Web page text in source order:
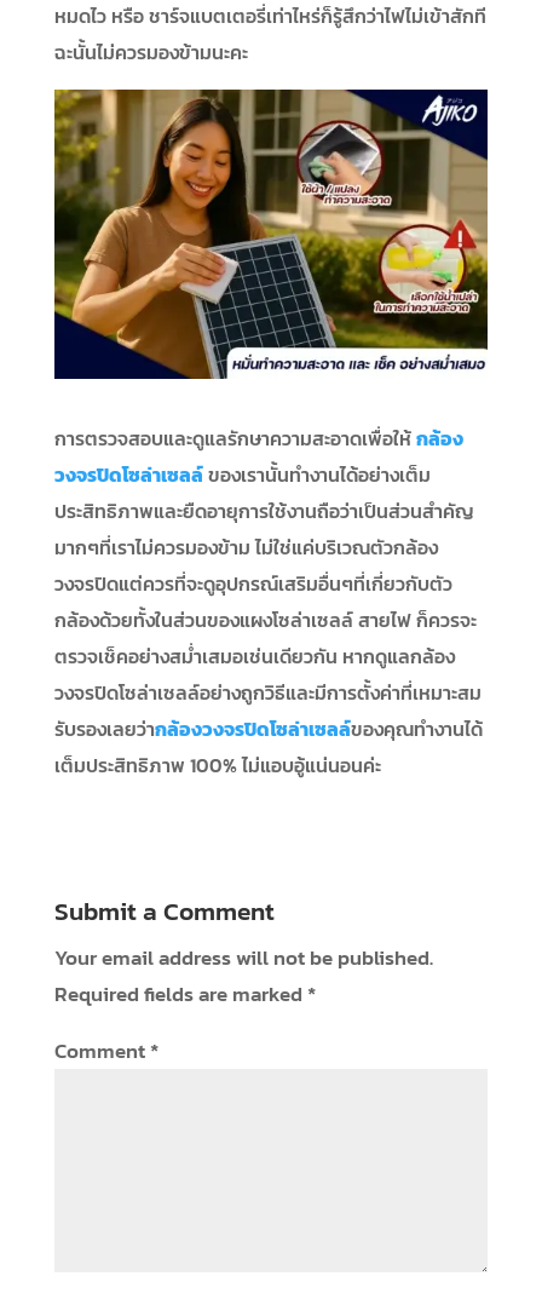
หมดไว หรือ ชาร์จแบตเตอรี่เท่าไหร่ก็รู้สึกว่าไฟไม่เข้าสักที
ฉะนั้นไม่ควรมองข้ามนะคะ
การตรวจสอบและดูแลรักษาความสะอาดเพื่อให้กล้อง
วงจรปิดโซล่าเซลล์ของเรานั้นทำงานได้อย่างเต็ม
ประสิทธิภาพและยืดอายุการใช้งานถือว่าเป็นส่วนสำคัญ
มากๆที่เราไม่ควรมองข้าม ไม่ใช่แค่บริเวณตัวกล้อง
วงจรปิดแต่ควรที่จะดูอุปกรณ์เสริมอื่นๆที่เกี่ยวกับตัว
กล้องด้วยทั้งในส่วนของแผงโซล่าเซลล์ สายไฟ ก็ควรจะ
ตรวจเช็คอย่างสม่ำเสมอเช่นเดียวกัน หากดูแลกล้อง
วงจรปิดโซล่าเซลล์อย่างถูกวิธีและมีการตั้งค่าที่เหมาะสม
รับรองเลยว่ากล้องวงจรปิดโซล่าเซลล์ของคุณทำงานได้
เต็มประสิทธิภาพ 100% ไม่แอบอู้แน่นอนค่ะ
Submit a Comment
Your email address will not be published.
Required fields are marked *
Comment*